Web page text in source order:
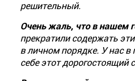
решительный.
Очень жаль, что в нашем
прекратили содержать
в личном порядке. У нас в
себе этот дорогостоящий